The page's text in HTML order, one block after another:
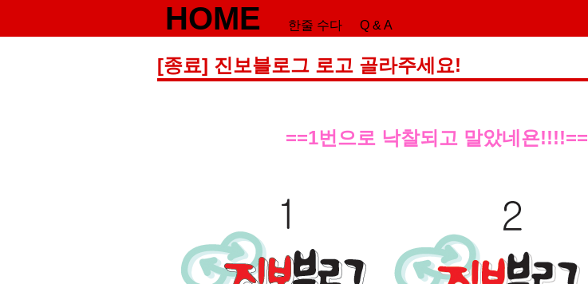
HOME 한줄 수다 Q & A
[종료] 진보블로그 로고 골라주세요!
==1번으로 낙찰되고 말았네욘!!!!==